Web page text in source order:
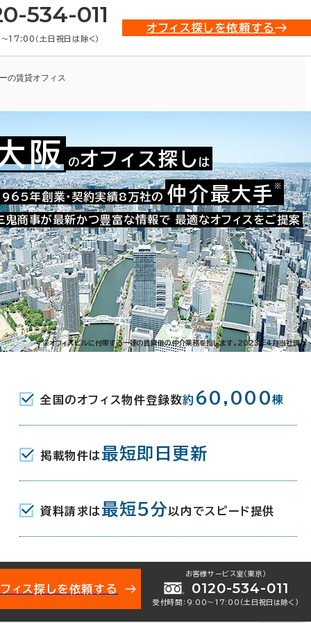
534-011
17:00（土日祝日は除く）
オフィス探しを依頼する
の賃貸オフィス
お問い合わせ番号：009-03903
北浜東6-6
地下鉄谷町線/京阪中之島線･本線) 11番口
宮駅(JR) 3番口 11分
下1階建
阪 のオフィス探し は
年創業・契約実績8万社の 仲介最大手 ※
鬼商事が最新かつ豊富な情報で 最適なオフィスをご提案
※オフィスビルに付帯する一連の賃貸借の仲介業務を指します。2023年4月当社調べ
全国のオフィス物件登録数約 60,000棟
掲載物件は 最短即日更新
資料請求は 最短5分 以内でスピード提供
ィス探しを依頼する
お客様サービス室（東京）
0120-534-011
受付時間：9:00〜17:00（土日祝日は除く）